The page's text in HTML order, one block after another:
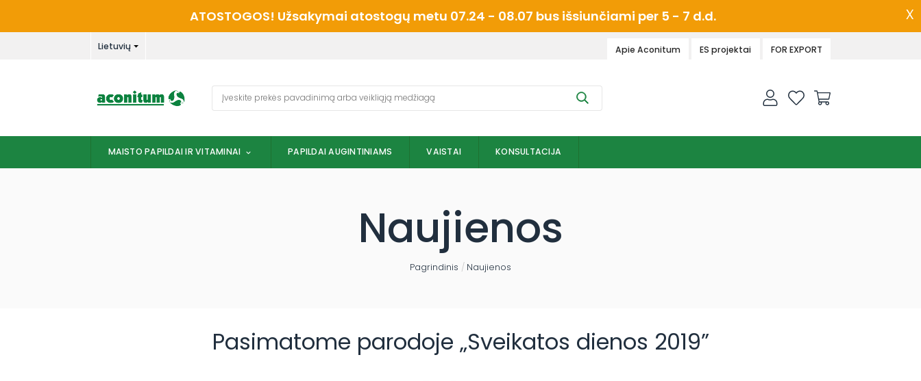
x
ATOSTOGOS! Užsakymai atostogų metu 07.24 - 08.07 bus išsiunčiami per 5 - 7 d.d.
Lietuvių Apie Aconitum ES projektai FOR EXPORT
Ieškoti:
MAISTO PAPILDAI IR VITAMINAI PAPILDAI AUGINTINIAMS VAISTAI KONSULTACIJA
Naujienos
Pagrindinis / Naujienos
Pasimatome parodoje „Sveikatos dienos 2019”